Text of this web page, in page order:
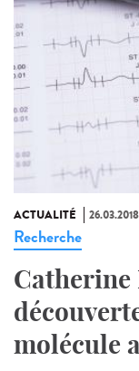
ACTUALITÉ 26.03.2018
Recherche
Catherine
molécule